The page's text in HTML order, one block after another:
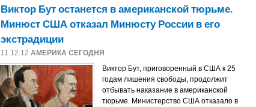
Виктор Бут останется в американской тюрьме.
Минюст США отказал Минюсту России в его
экстрадиции
11.12.12 АМЕРИКА СЕГОДНЯ
Виктор Бут, приговоренный в США к 25
годам лишения свободы, продолжит
отбывать наказание в американской
тюрьме. Министерство США отказало в